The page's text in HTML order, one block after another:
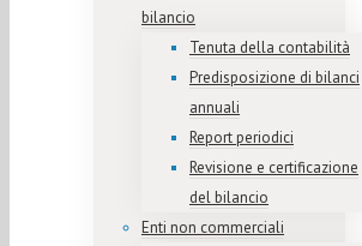
bilancio
Tenuta della contabilità
Predisposizione di bilanci
annuali
Report periodici
Revisione e certificazione
del bilancio
Enti non commerciali